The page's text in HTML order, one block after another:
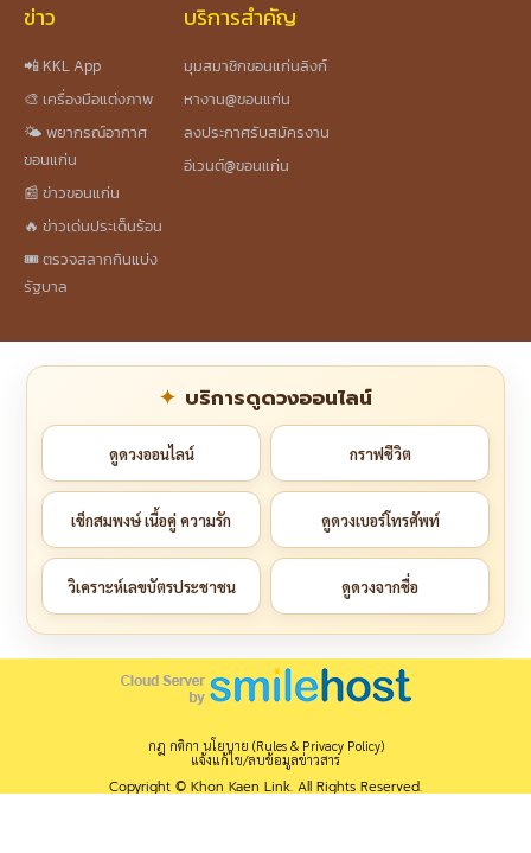
ข่าว
📲 KKL App
🎨 เครื่องมือแต่งภาพ
🌤️ พยากรณ์อากาศ
ขอนแก่น
📰 ข่าวขอนแก่น
🔥 ข่าวเด่นประเด็นร้อน
🎟️ ตรวจสลากกินแบ่ง
รัฐบาล
บริการสำคัญ
มุมสมาชิกขอนแก่นลิงก์
หางาน@ขอนแก่น
ลงประกาศรับสมัครงาน
อีเวนต์@ขอนแก่น
บริการดูดวงออนไลน์
ดูดวงออนไลน์ กราฟชีวิต
เช็กสมพงษ์ เนื้อคู่ ความรัก ดูดวงเบอร์โทรศัพท์
วิเคราะห์เลขบัตรประชาชน ดูดวงจากชื่อ
กฎ กติกา นโยบาย (Rules & Privacy Policy)
แจ้งแก้ไข/ลบข้อมูลข่าวสาร
Copyright © Khon Kaen Link. All Rights Reserved.